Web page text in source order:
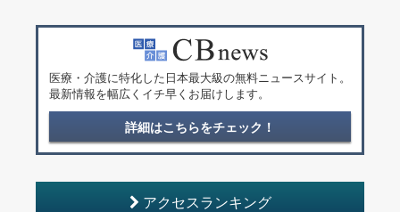
医療・介護に特化した日本最大級の無料ニュースサイト。
最新情報を幅広くイチ早くお届けします。
詳細はこちらをチェック！
アクセスランキング